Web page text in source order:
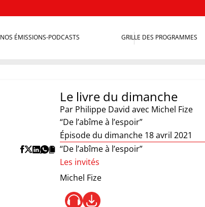
NOS ÉMISSIONS-PODCASTS GRILLE DES PROGRAMMES
Le livre du dimanche
Par Philippe David avec Michel Fize
“De l’abîme à l’espoir”
Épisode du dimanche 18 avril 2021
“De l’abîme à l’espoir”
Les invités
Michel Fize